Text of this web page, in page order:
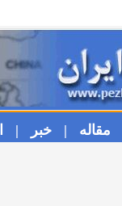
مقاله | خبر |